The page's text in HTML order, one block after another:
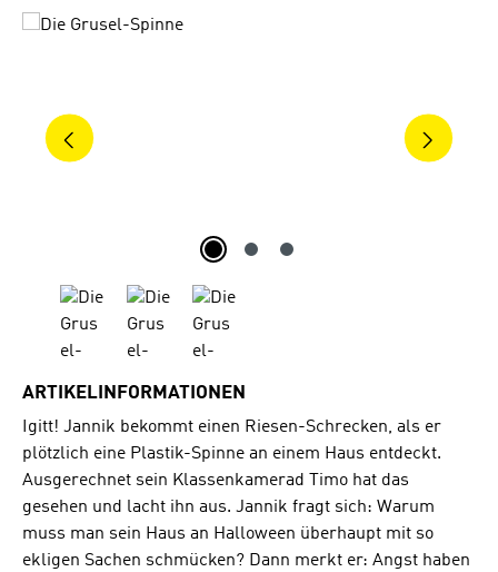
Bildergalerie überspringen
ARTIKELINFORMATIONEN
Igitt! Jannik bekommt einen Riesen-Schrecken, als er
plötzlich eine Plastik-Spinne an einem Haus entdeckt.
Ausgerechnet sein Klassenkamerad Timo hat das
gesehen und lacht ihn aus. Jannik fragt sich: Warum
muss man sein Haus an Halloween überhaupt mit so
ekligen Sachen schmücken? Dann merkt er: Angst haben